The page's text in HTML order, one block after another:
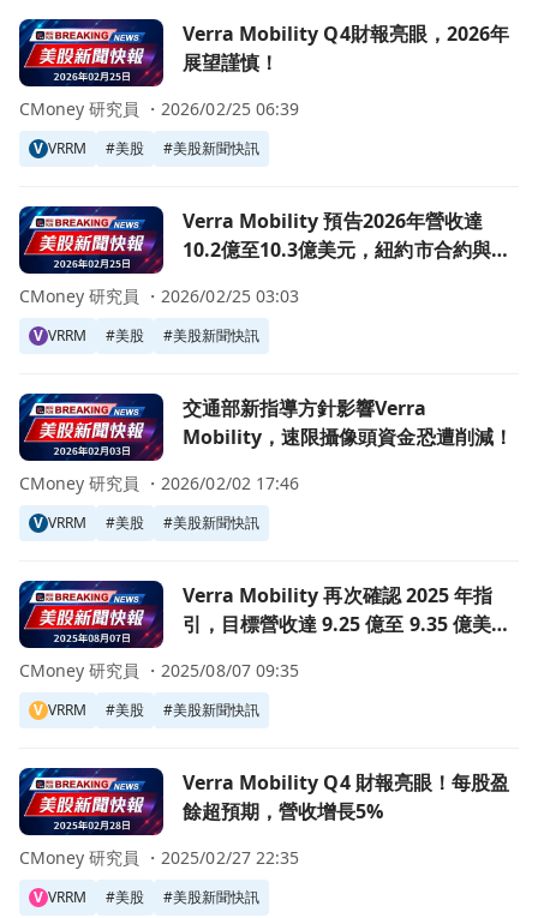
前往Verra Mobility Q4財報亮眼，2026年展望謹慎！頁面
Verra Mobility Q4財報亮眼，2026年
展望謹慎！
V VRRM #美股 #美股新聞快訊
CMoney 研究員 ・ 2026/02/25 06:39
前往Verra Mobility 預告2026年營收達10.2億至10.3億美元
Verra Mobility 預告2026年營收達
10.2億至10.3億美元，紐約市合約與
V VRRM #美股 #美股新聞快訊
CMoney 研究員 ・ 2026/02/25 03:03
前往交通部新指導方針影響Verra Mobility，速限攝像頭資金
交通部新指導方針影響Verra
Mobility，速限攝像頭資金恐遭削減！
V VRRM #美股 #美股新聞快訊
CMoney 研究員 ・ 2026/02/02 17:46
前往Verra Mobility 再次確認 2025 年指引，目標營收達
Verra Mobility 再次確認 2025 年指
引，目標營收達 9.25 億至 9.35 億美
V VRRM #美股 #美股新聞快訊
CMoney 研究員 ・ 2025/08/07 09:35
前往Verra Mobility Q4 財報亮眼！每股盈餘超預期，營收增
Verra Mobility Q4 財報亮眼！每股盈
餘超預期，營收增長5%
V VRRM #美股 #美股新聞快訊
CMoney 研究員 ・ 2025/02/27 22:35